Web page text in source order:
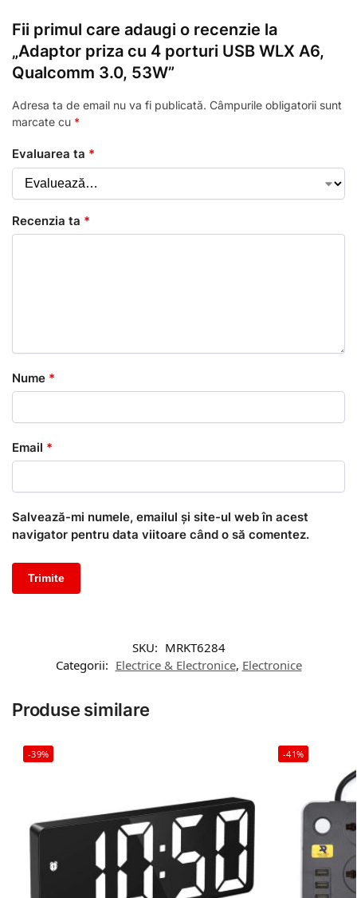
Fii primul care adaugi o recenzie la
„Adaptor priza cu 4 porturi USB WLX A6,
Qualcomm 3.0, 53W”
Adresa ta de email nu va fi publicată. Câmpurile obligatorii sunt
marcate cu *
Evaluarea ta *
Recenzia ta *
Nume *
Email *
Salvează-mi numele, emailul și site-ul web în acest
navigator pentru data viitoare când o să comentez.
SKU: MRKT6284
Categorii: Electrice & Electronice, Electronice
Produse similare
-39% -41%